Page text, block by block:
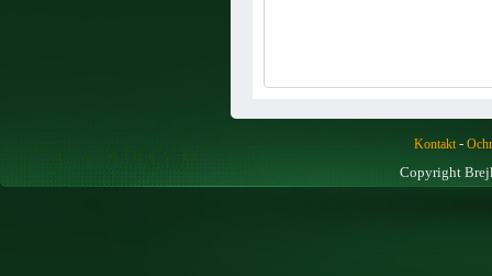
Kontakt-
Copyright